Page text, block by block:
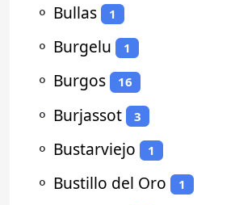
⚬ Bullas 1
⚬ Burgelu 1
⚬ Burgos 16
⚬ Burjassot 3
⚬ Bustarviejo 1
⚬ Bustillo del Oro 1